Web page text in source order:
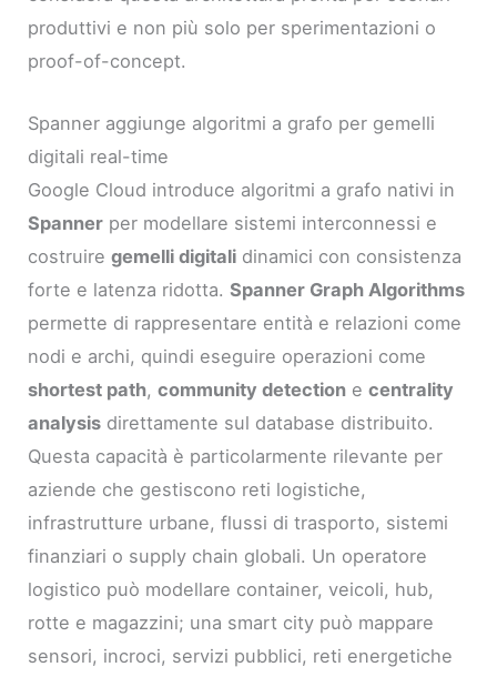
produttivi e non più solo per sperimentazioni o
proof-of-concept.
Spanner aggiunge algoritmi a grafo per gemelli
digitali real-time
Google Cloud introduce algoritmi a grafo nativi in
Spanner per modellare sistemi interconnessi e
costruiregemelli digitali dinamici con consistenza
forte e latenza ridotta.Spanner Graph Algorithms
permette di rappresentare entità e relazioni come
nodi e archi, quindi eseguire operazioni come
shortest path,community detection ecentrality
analysis direttamente sul database distribuito.
Questa capacità è particolarmente rilevante per
aziende che gestiscono reti logistiche,
infrastrutture urbane, flussi di trasporto, sistemi
finanziari o supply chain globali. Un operatore
logistico può modellare container, veicoli, hub,
rotte e magazzini; una smart city può mappare
sensori, incroci, servizi pubblici, reti energetiche